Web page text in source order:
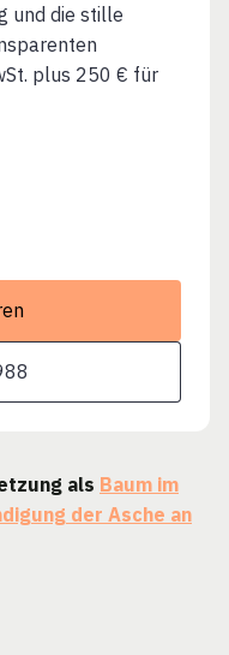
und die stille
plus 250 € für
als Baum im
der Asche an